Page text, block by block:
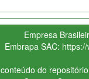
Empresa
Embrapa SAC:
do